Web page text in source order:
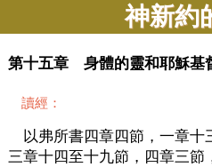
神新約
第十五章 身體的靈和耶穌基
讀經：
以弗所書四章四節，一章十
三章十四至十九節，四章三節